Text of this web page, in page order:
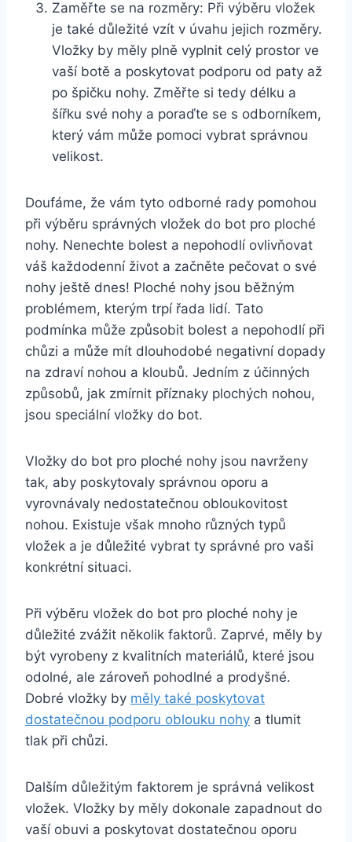
Zaměřte se na rozměry: Při výběru vložek
je také důležité vzít v úvahu jejich rozměry.
Vložky by měly plně vyplnit celý prostor ve
vaší botě a poskytovat podporu od paty až
po špičku nohy. Změřte si tedy délku a
šířku své nohy a poraďte se s odborníkem,
který vám může pomoci vybrat správnou
velikost.
Doufáme, že vám tyto odborné rady pomohou
při výběru správných vložek do bot pro ploché
nohy. Nenechte bolest a nepohodlí ovlivňovat
váš každodenní život a začněte pečovat o své
nohy ještě dnes! Ploché nohy jsou běžným
problémem, kterým trpí řada lidí. Tato
podmínka může způsobit bolest a nepohodlí při
chůzi a může mít dlouhodobé negativní dopady
na zdraví nohou a kloubů. Jedním z účinných
způsobů, jak zmírnit příznaky plochých nohou,
jsou speciální vložky do bot.
Vložky do bot pro ploché nohy jsou navrženy
tak, aby poskytovaly správnou oporu a
vyrovnávaly nedostatečnou obloukovitost
nohou. Existuje však mnoho různých typů
vložek a je důležité vybrat ty správné pro vaši
konkrétní situaci.
Při výběru vložek do bot pro ploché nohy je
důležité zvážit několik faktorů. Zaprvé, měly by
být vyrobeny z kvalitních materiálů, které jsou
odolné, ale zároveň pohodlné a prodyšné.
Dobré vložky by měly také poskytovat
dostatečnou podporu oblouku nohy a tlumit
tlak při chůzi.
Dalším důležitým faktorem je správná velikost
vložek. Vložky by měly dokonale zapadnout do
vaší obuvi a poskytovat dostatečnou oporu